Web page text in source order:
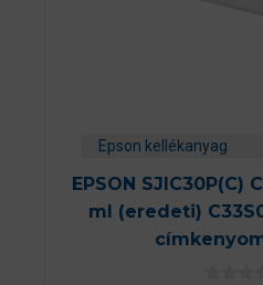
Epson kellékanyag
EPSON SJIC30P(C)
ml (eredeti)